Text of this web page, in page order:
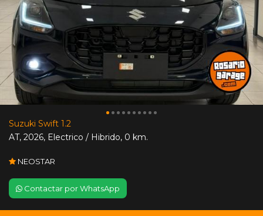
Suzuki Swift 1.2
AT, 2026, Electrico / Hibrido, 0 km.
NEOSTAR
Contactar por WhatsApp